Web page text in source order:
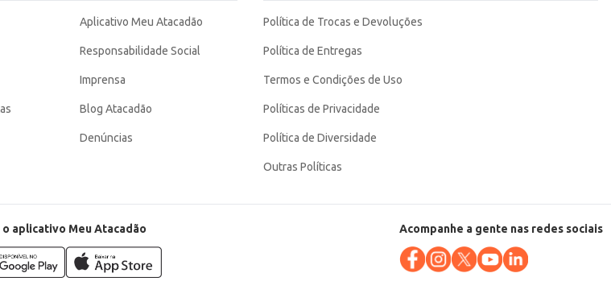
Aplicativo Meu Atacadão
Responsabilidade Social
Imprensa
Blog Atacadão
Denúncias
Política de Trocas e Devoluções
Política de Entregas
Termos e Condições de Uso
Políticas de Privacidade
Política de Diversidade
Outras Políticas
o aplicativo Meu Atacadão Acompanhe a gente nas redes sociais